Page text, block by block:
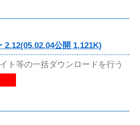
2.12(05.02.04公開 1,121K)
ト等の一括ダウンロードを行う